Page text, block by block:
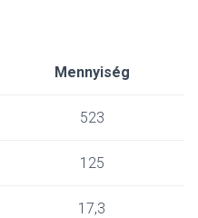
Mennyiség
523
125
17,3